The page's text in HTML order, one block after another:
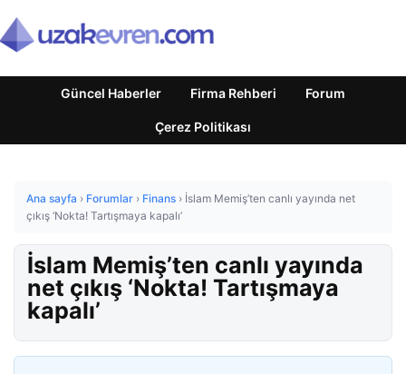
Güncel Haberler Firma Rehberi Forum
Çerez Politikası
Ana sayfa › Forumlar › Finans › İslam Memiş’ten canlı yayında net
çıkış ‘Nokta! Tartışmaya kapalı’
İslam Memiş’ten canlı yayında
net çıkış ‘Nokta! Tartışmaya
kapalı’